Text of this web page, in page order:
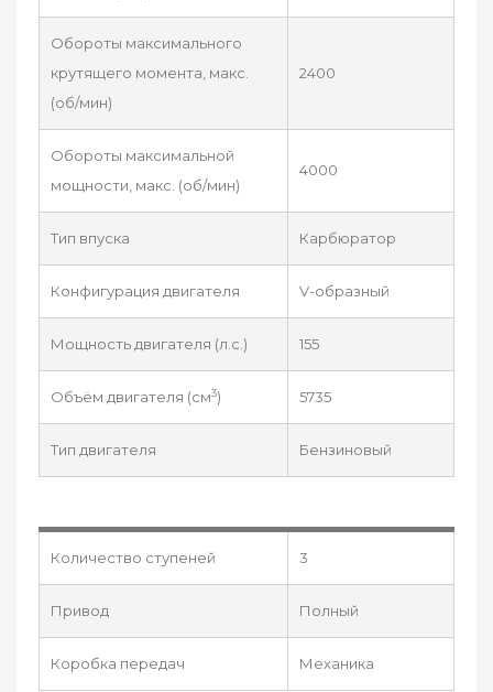
Обороты максимального
крутящего момента, макс.
(об/мин)
2400
Обороты максимальной
мощности, макс. (об/мин)
4000
Тип впуска Карбюратор
Конфигурация двигателя V-образный
Мощность двигателя (л.с.) 155
Объём двигателя (см3) 5735
Тип двигателя Бензиновый
Количество ступеней 3
Привод Полный
Коробка передач Механика